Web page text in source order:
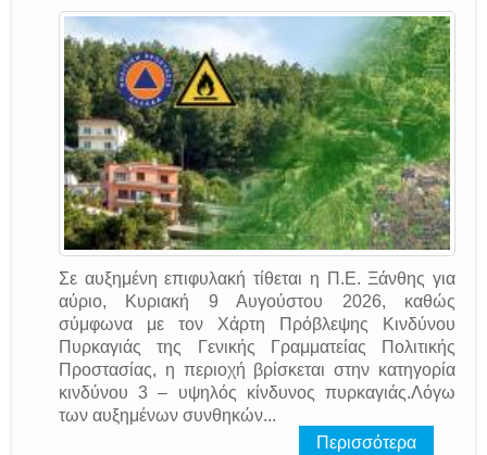
Σε αυξημένη επιφυλακή τίθεται η Π.Ε. Ξάνθης για
αύριο, Κυριακή 9 Αυγούστου 2026, καθώς
σύμφωνα με τον Χάρτη Πρόβλεψης Κινδύνου
Πυρκαγιάς της Γενικής Γραμματείας Πολιτικής
Προστασίας, η περιοχή βρίσκεται στην κατηγορία
κινδύνου 3 – υψηλός κίνδυνος πυρκαγιάς.Λόγω
των αυξημένων συνθηκών...
Περισσότερα